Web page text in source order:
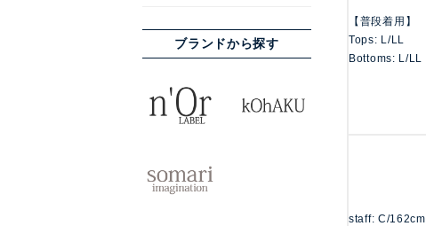
ブランドから探す
【普段着用】
Tops: L/LL
Bottoms: L/LL
staff: C/162cm